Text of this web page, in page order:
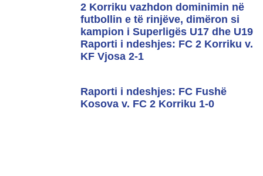
2 Korriku vazhdon dominimin në
futbollin e të rinjëve, dimëron si
kampion i Superligës U17 dhe U19
Raporti i ndeshjes: FC 2 Korriku v.
KF Vjosa 2-1
Raporti i ndeshjes: FC Fushë
Kosova v. FC 2 Korriku 1-0